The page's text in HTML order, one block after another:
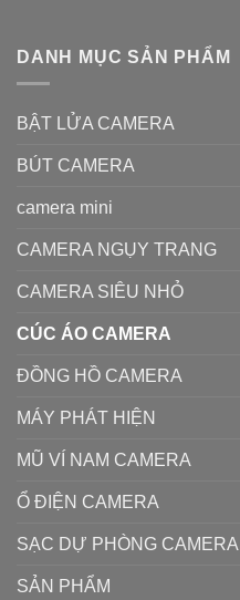
DANH MỤC SẢN PHẨM
BẬT LỬA CAMERA
BÚT CAMERA
camera mini
CAMERA NGỤY TRANG
CAMERA SIÊU NHỎ
CÚC ÁO CAMERA
ĐỒNG HỒ CAMERA
MÁY PHÁT HIỆN
MŨ VÍ NAM CAMERA
Ổ ĐIỆN CAMERA
SẠC DỰ PHÒNG CAMERA
SẢN PHẨM